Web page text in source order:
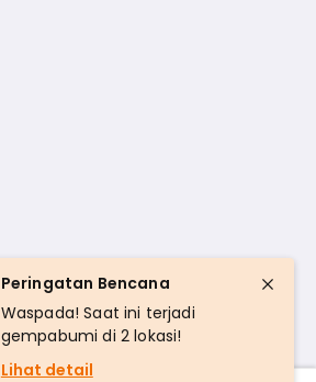
Peringatan Bencana
Waspada! Saat ini terjadi
gempabumi di 2 lokasi!
Lihat detail